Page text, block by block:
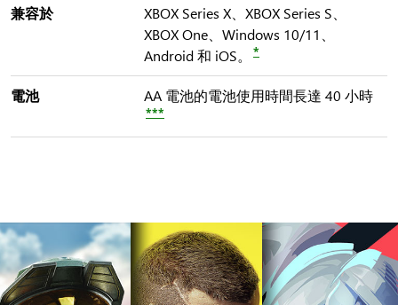
兼容於
XBOX Series X、XBOX Series S、
XBOX One、Windows 10/11、
Android 和 iOS。
*
電池 AA 電池的電池使用時間長達 40 小時
***